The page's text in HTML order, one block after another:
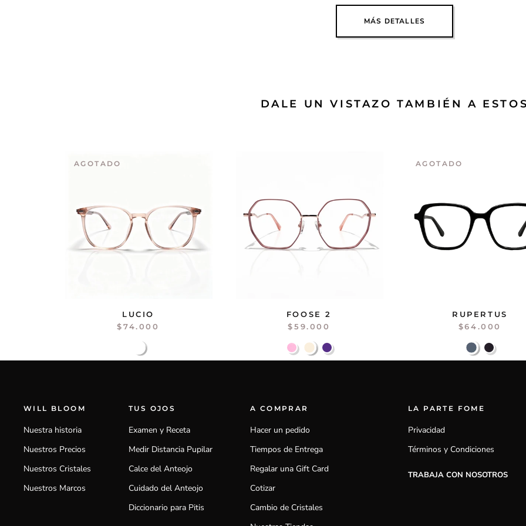
MÁS DETALLES
DALE UN VISTAZO TAMBIÉN A
AGOTADO
LUCIO
$74.000
FOOSE 2
$59.000
AGOTADO
RUPERTUS
$64.000
WILL BLOOM
Nuestra historia
Nuestros Precios
Nuestros Cristales
Nuestros Marcos
TUS OJOS
Examen y Receta
Medir Distancia Pupilar
Calce del Anteojo
Cuidado del Anteojo
Diccionario para Pitis
A COMPRAR
Hacer un pedido
Tiempos de Entrega
Regalar una Gift Card
Cotizar
Cambio de Cristales
LA PARTE FOME
Privacidad
Términos y Condiciones
TRABAJA CON NOSOTROS